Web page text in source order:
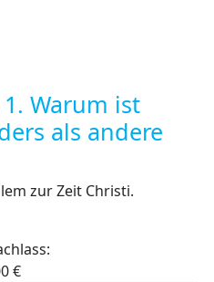
Warum ist
als andere
zur Zeit Christi.
€